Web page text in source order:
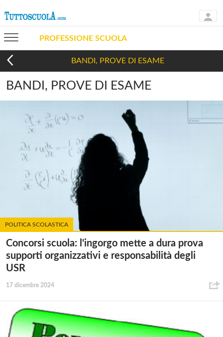
PROFESSIONE SCUOLA
BANDI, PROVE DI ESAME
BANDI, PROVE DI ESAME
POLITICA SCOLASTICA
Concorsi scuola: l'ingorgo mette a dura prova
supporti organizzativi e responsabilità degli
USR
17 dicembre 2024